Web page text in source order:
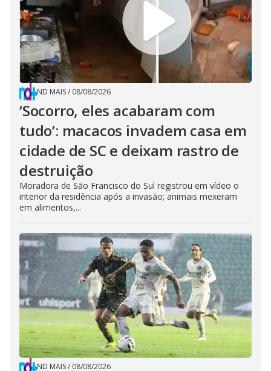
ND MAIS/ 08/08/2026
‘Socorro, eles acabaram com
tudo’: macacos invadem casa em
cidade de SC e deixam rastro de
destruição
Moradora de São Francisco do Sul registrou em vídeo o
interior da residência após a invasão; animais mexeram
em alimentos,...
ND MAIS/ 08/08/2026